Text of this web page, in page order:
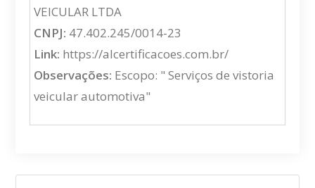
VEICULAR LTDA
CNPJ: 47.402.245/0014-23
Link: https://alcertificacoes.com.br/
Observações: Escopo: " Serviços de vistoria
veicular automotiva"